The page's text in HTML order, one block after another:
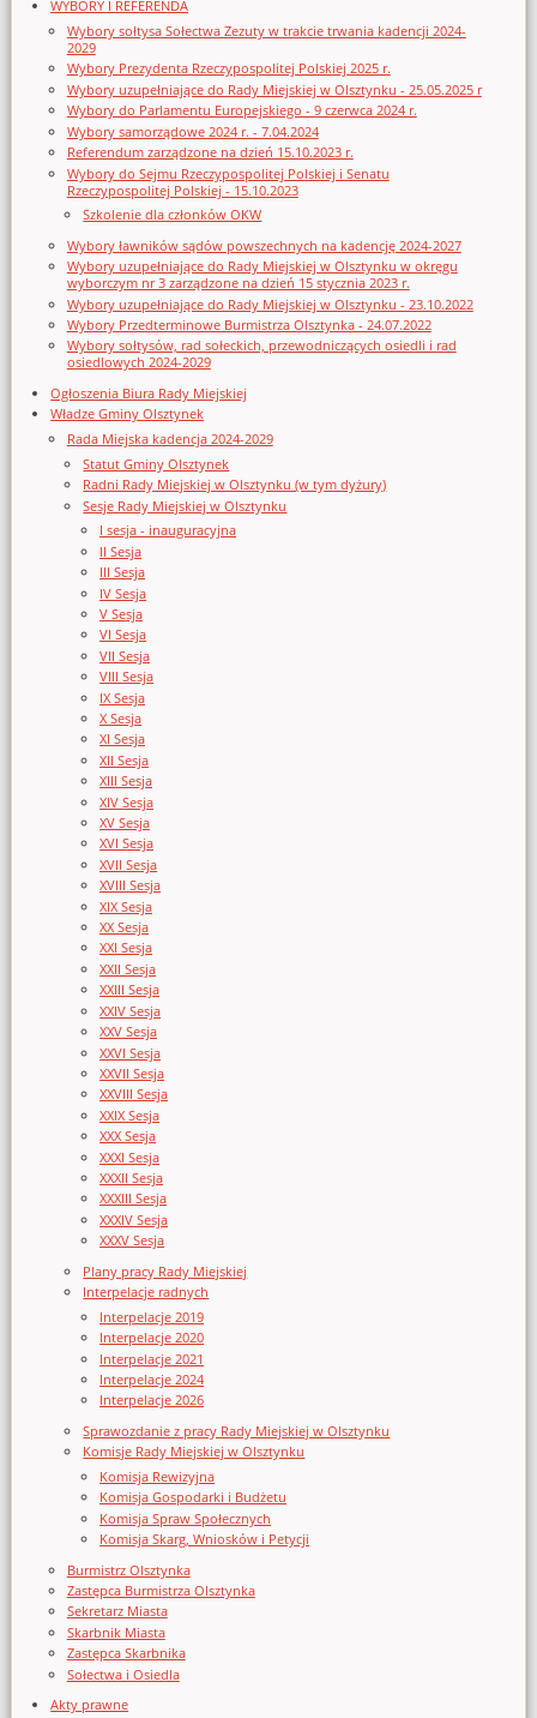
WYBORY I REFERENDA
Wybory sołtysa Sołectwa Zezuty w trakcie trwania kadencji 2024-
2029
Wybory Prezydenta Rzeczypospolitej Polskiej 2025 r.
Wybory uzupełniające do Rady Miejskiej w Olsztynku - 25.05.2025 r
Wybory do Parlamentu Europejskiego - 9 czerwca 2024 r.
Wybory samorządowe 2024 r. - 7.04.2024
Referendum zarządzone na dzień 15.10.2023 r.
Wybory do Sejmu Rzeczypospolitej Polskiej i Senatu
Rzeczypospolitej Polskiej - 15.10.2023
Szkolenie dla członków OKW
Wybory ławników sądów powszechnych na kadencję 2024-2027
Wybory uzupełniające do Rady Miejskiej w Olsztynku w okręgu
wyborczym nr 3 zarządzone na dzień 15 stycznia 2023 r.
Wybory uzupełniające do Rady Miejskiej w Olsztynku - 23.10.2022
Wybory Przedterminowe Burmistrza Olsztynka - 24.07.2022
Wybory sołtysów, rad sołeckich, przewodniczących osiedli i rad
osiedlowych 2024-2029
Ogłoszenia Biura Rady Miejskiej
Władze Gminy Olsztynek
Rada Miejska kadencja 2024-2029
Statut Gminy Olsztynek
Radni Rady Miejskiej w Olsztynku (w tym dyżury)
Sesje Rady Miejskiej w Olsztynku
I sesja - inauguracyjna
II Sesja
III Sesja
IV Sesja
V Sesja
VI Sesja
VII Sesja
VIII Sesja
IX Sesja
X Sesja
XI Sesja
XII Sesja
XIII Sesja
XIV Sesja
XV Sesja
XVI Sesja
XVII Sesja
XVIII Sesja
XIX Sesja
XX Sesja
XXI Sesja
XXII Sesja
XXIII Sesja
XXIV Sesja
XXV Sesja
XXVI Sesja
XXVII Sesja
XXVIII Sesja
XXIX Sesja
XXX Sesja
XXXI Sesja
XXXII Sesja
XXXIII Sesja
XXXIV Sesja
XXXV Sesja
Plany pracy Rady Miejskiej
Interpelacje radnych
Interpelacje 2019
Interpelacje 2020
Interpelacje 2021
Interpelacje 2024
Interpelacje 2026
Sprawozdanie z pracy Rady Miejskiej w Olsztynku
Komisje Rady Miejskiej w Olsztynku
Komisja Rewizyjna
Komisja Gospodarki i Budżetu
Komisja Spraw Społecznych
Komisja Skarg, Wniosków i Petycji
Burmistrz Olsztynka
Zastępca Burmistrza Olsztynka
Sekretarz Miasta
Skarbnik Miasta
Zastępca Skarbnika
Sołectwa i Osiedla
Akty prawne